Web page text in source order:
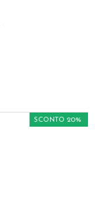
SCONTO 20%